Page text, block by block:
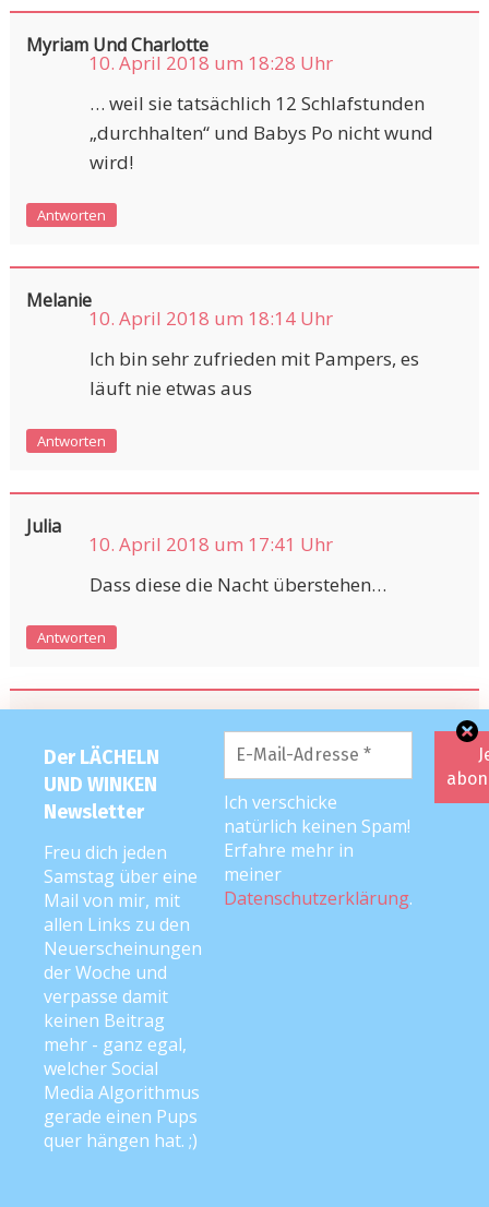
Der LÄCHELN
UND WINKEN
Newsletter
Freu dich jeden
Samstag über eine
Mail von mir, mit
allen Links zu den
Neuerscheinungen
der Woche und
verpasse damit
keinen Beitrag
mehr - ganz egal,
welcher Social
Media Algorithmus
gerade einen Pups
quer hängen hat. ;)
Ich verschicke
natürlich keinen Spam!
Erfahre mehr in
meiner
Datenschutzerklärung.
Myriam Und Charlotte
10. April 2018 um 18:28 Uhr
… weil sie tatsächlich 12 Schlafstunden
„durchhalten“ und Babys Po nicht wund
wird!
Antworten
Melanie
10. April 2018 um 18:14 Uhr
Ich bin sehr zufrieden mit Pampers, es
läuft nie etwas aus
Antworten
Julia
10. April 2018 um 17:41 Uhr
Dass diese die Nacht überstehen…
Antworten
10. April 2018 um 17:37 Uhr
Weil sie einfach am besten über Nacht
halten und nicht so miefen wie andere
Windeln. Unser kleiner Mann würde sicher
das selbe sagen, wenn er schon reden
könnte.
Antworten
Rebekka Hipp
10. April 2018 um 17:26 Uhr
Die einzigen die kein pickel popöchen
machen :)